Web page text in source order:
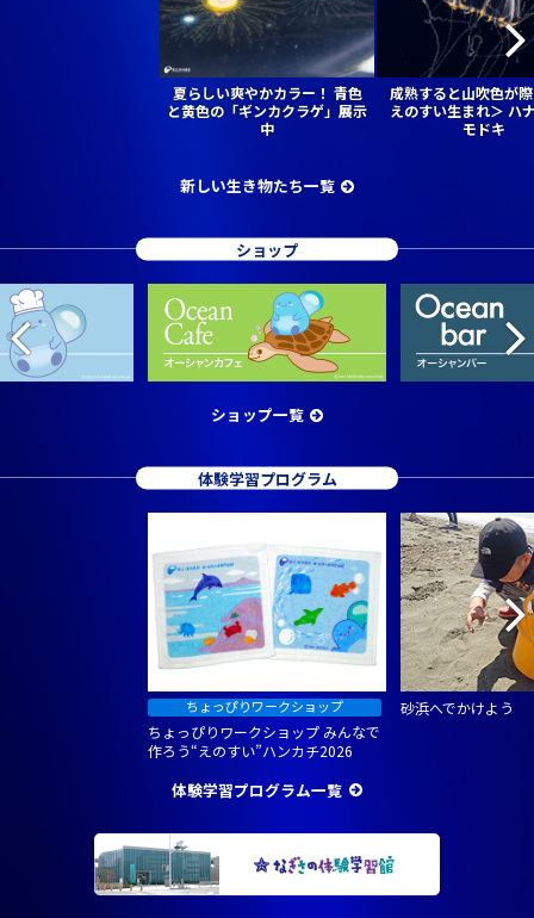
夏らしい爽やかカラー！ 青色
と黄色の「ギンカクラゲ」展示
中
成熟すると山吹色が
えのすい生まれ＞ ハ
モドキ
新しい生き物たち一覧
ショップ
ショップ一覧
体験学習プログラム
ちょっぴりワークショップ みんなで
作ろう“えのすい”ハンカチ2026
砂浜へでかけよう
体験学習プログラム一覧